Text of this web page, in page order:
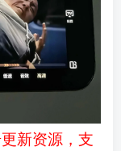
新资源，支